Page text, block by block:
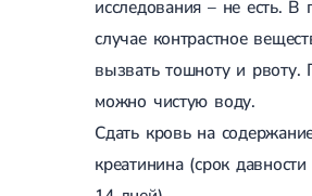
Нестабильность сустава
Лечение переломов лодыжек
Лечение переломов ключицы
Лечение переломов плеча
Лечение переломов костей таза
исследования – не есть. В
случае контрастное
вызвать тошноту и рвоту.
можно чистую воду.
Сдать кровь на
креатинина (срок